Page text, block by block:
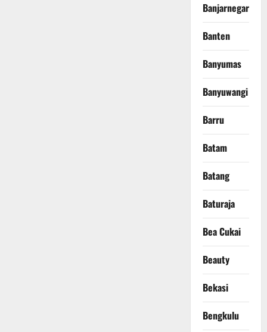
Banjarnegara
Banten
Banyumas
Banyuwangi
Barru
Batam
Batang
Baturaja
Bea Cukai
Beauty
Bekasi
Bengkulu